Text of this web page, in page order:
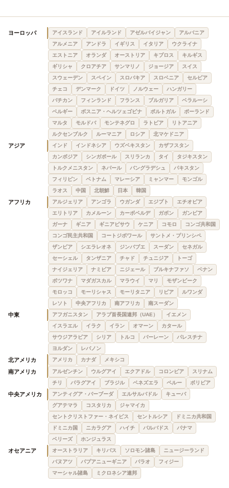
ヨーロッパ アイスランド アイルランド アゼルバイジャン
アルバニア
アルメニア
アンドラ イギリス イタリア
ウクライナ
エストニア
オランダ オーストリア キプロス
キルギス
ギリシャ
クロアチア サンマリノ ジョージア
スイス
スウェーデン
スペイン スロバキア スロベニア
セルビア
チェコ
デンマーク ドイツ ノルウェー
ハンガリー
バチカン
フィンランド フランス ブルガリア
ベラルーシ
ベルギー
ボスニア・ヘルツェゴビナ ポルトガル
ポーランド
マルタ
モルドバ モンテネグロ ラトビア
リトアニア
ルクセンブルク
ルーマニア ロシア 北マケドニア
アジア インド インドネシア ウズベキスタン
カザフスタン
カンボジア
シンガポール スリランカ タイ
タジキスタン
トルクメニスタン
ネパール バングラデシュ
パキスタン
フィリピン
ベトナム マレーシア ミャンマー
モンゴル
ラオス
中国 北朝鮮 日本 韓国
アフリカ アルジェリア アンゴラ ウガンダ エジプト
エチオピア
エリトリア
カメルーン カーボベルデ ガボン
ガンビア
ガーナ
ギニア ギニアビサウ ケニア コモロ
コンゴ共和国
コンゴ民主共和国
コートジボワール
サントメ・プリンシペ
ザンビア
シエラレオネ ジンバブエ スーダン
セネガル
セーシェル
タンザニア チャド チュニジア
トーゴ
ナイジェリア
ナミビア ニジェール ブルキナファソ
ベナン
ボツワナ
マダガスカル マラウイ マリ
モザンビーク
モロッコ
モーリシャス モーリタニア リビア
ルワンダ
レソト
中央アフリカ 南アフリカ 南スーダン
中東 アフガニスタン アラブ首長国連邦（UAE）
イエメン
イスラエル
イラク イラン オマーン
カタール
サウジアラビア
シリア トルコ バーレーン
パレスチナ
ヨルダン
レバノン
北アメリカ アメリカ カナダ メキシコ
南アメリカ アルゼンチン ウルグアイ エクアドル コロンビア
スリナム
チリ
パラグアイ ブラジル ベネズエラ ペルー ボリビア
中央アメリカ アンティグア・バーブーダ エルサルバドル
キューバ
グアテマラ
コスタリカ
ジャマイカ
セントクリストファー・ネイビス
セントルシア
ドミニカ共和国
ドミニカ国
ニカラグア ハイチ バルバドス
パナマ
ベリーズ
ホンジュラス
オセアニア オーストラリア キリバス ソロモン諸島
ニュージーランド
バヌアツ
パプアニューギニア パラオ
フィジー
マーシャル諸島
ミクロネシア連邦